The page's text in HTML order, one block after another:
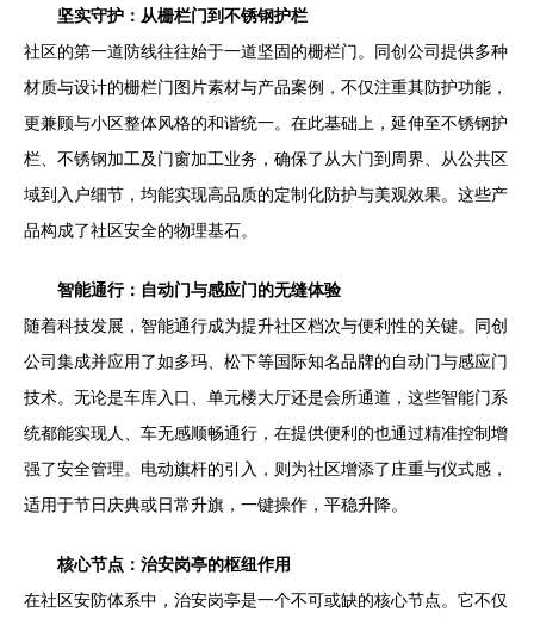
坚实守护：从栅栏门到不锈钢护栏
社区的第一道防线往往始于一道坚固的栅栏门。同创公司提供多种
材质与设计的栅栏门图片素材与产品案例，不仅注重其防护功能，
更兼顾与小区整体风格的和谐统一。在此基础上，延伸至不锈钢护
栏、不锈钢加工及门窗加工业务，确保了从大门到周界、从公共区
域到入户细节，均能实现高品质的定制化防护与美观效果。这些产
品构成了社区安全的物理基石。
智能通行：自动门与感应门的无缝体验
随着科技发展，智能通行成为提升社区档次与便利性的关键。同创
公司集成并应用了如多玛、松下等国际知名品牌的自动门与感应门
技术。无论是车库入口、单元楼大厅还是会所通道，这些智能门系
统都能实现人、车无感顺畅通行，在提供便利的也通过精准控制增
强了安全管理。电动旗杆的引入，则为社区增添了庄重与仪式感，
适用于节日庆典或日常升旗，一键操作，平稳升降。
核心节点：治安岗亭的枢纽作用
在社区安防体系中，治安岗亭是一个不可或缺的核心节点。它不仅